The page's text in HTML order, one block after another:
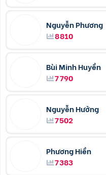
Nguyễn Phương
8810
Bùi Minh Huyền
7790
Nguyễn Hưởng
7502
Phương Hiền
7383